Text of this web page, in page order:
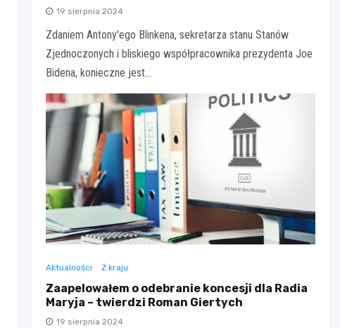
19 sierpnia 2024
Zdaniem Antony'ego Blinkena, sekretarza stanu Stanów
Zjednoczonych i bliskiego współpracownika prezydenta Joe
Bidena, konieczne jest…
Aktualności Z kraju
Zaapelowałem o odebranie koncesji dla Radia
Maryja – twierdzi Roman Giertych
19 sierpnia 2024